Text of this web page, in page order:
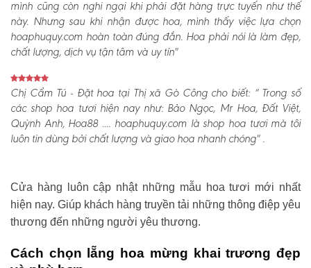
mình cũng còn nghi ngại khi phải đặt hàng trực tuyến như thế
này. Nhưng sau khi nhận được hoa, mình thấy việc lựa chọn
hoaphuquy.com hoàn toàn đúng đắn. Hoa phải nói là làm đẹp,
chất lượng, dịch vụ tận tâm và uy tín"
Chị Cẩm Tú - Đặt hoa tại Thị xã Gò Công cho biết:“ Trong số
các shop hoa tươi hiện nay như: Bảo Ngọc, Mr Hoa, Đất Việt,
Quỳnh Anh, Hoa88 .... hoaphuquy.com là shop hoa tươi mà tôi
luôn tin dùng bởi chất lượng và giao hoa nhanh chóng" .
Cửa hàng luôn cập nhật những mẫu hoa tươi mới nhất
hiện nay. Giúp khách hàng truyền tải những thông điệp yêu
thương đến những người yêu thương.
Cách chọn lẵng hoa mừng khai trương đẹp